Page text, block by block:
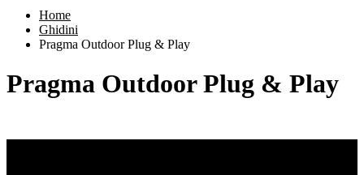
Home
Ghidini
Pragma Outdoor Plug & Play
Pragma Outdoor Plug & Play